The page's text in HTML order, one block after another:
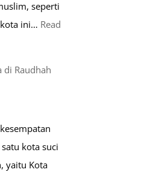
seperti
ini… Read
di Raudhah
kota suci
yaitu Kota